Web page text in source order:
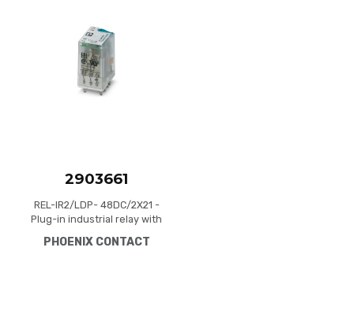
2903661
REL-IR2/LDP- 48DC/2X21 -
Plug-in industrial relay with
changeover contacts, test
PHOENIX CONTACT